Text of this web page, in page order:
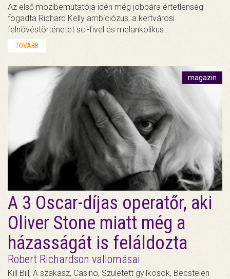
Az első mozibemutatója idén még jobbára értetlenség
fogadta Richard Kelly ambíciózus, a kertvárosi
felnövéstörténetet sci-fivel és melankolikus…
TOVÁBB
magazin
A 3 Oscar-díjas operatőr, aki
Oliver Stone miatt még a
házasságát is feláldozta
Robert Richardson vallomásai
Kill Bill, A szakasz, Casino, Született gyilkosok, Becstelen